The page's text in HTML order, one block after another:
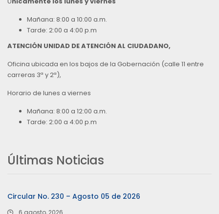
Mañana: 8:00 a 10:00 a.m.
Tarde: 2:00 a 4:00 p.m
ATENCIÓN UNIDAD DE ATENCIÓN AL CIUDADANO,
Oficina ubicada en los bajos de la Gobernación (calle 11 entre
carreras 3ª y 2ª),
Horario de lunes a viernes
Mañana: 8:00 a 12:00 a.m.
Tarde: 2:00 a 4:00 p.m
Últimas Noticias
Circular No. 230 – Agosto 05 de 2026
6 agosto, 2026